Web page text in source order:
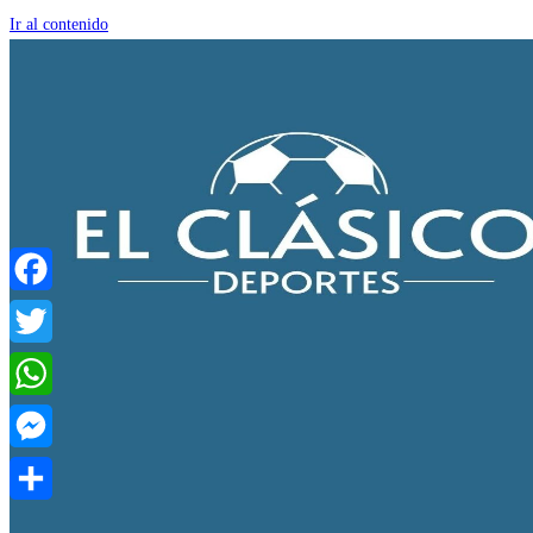
Ir al contenido
Facebook
Twitter
WhatsApp
Messenger